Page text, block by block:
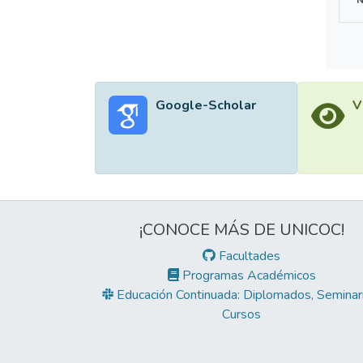
Google-Scholar
¡CONOCE MÁS DE UNICOC!
Facultades
Programas Académicos
Educación Continuada: Diplomados,
Cursos